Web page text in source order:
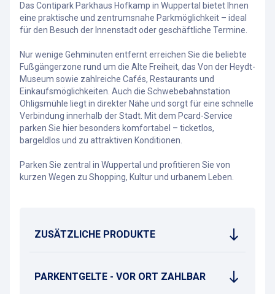
Das Contipark Parkhaus Hofkamp in Wuppertal bietet Ihnen
eine praktische und zentrumsnahe Parkmöglichkeit – ideal
für den Besuch der Innenstadt oder geschäftliche Termine.
Nur wenige Gehminuten entfernt erreichen Sie die beliebte
Fußgängerzone rund um die Alte Freiheit, das Von der Heydt-
Museum sowie zahlreiche Cafés, Restaurants und
Einkaufsmöglichkeiten. Auch die Schwebebahnstation
Ohligsmühle liegt in direkter Nähe und sorgt für eine schnelle
Verbindung innerhalb der Stadt. Mit dem Pcard-Service
parken Sie hier besonders komfortabel – ticketlos,
bargeldlos und zu attraktiven Konditionen.
Parken Sie zentral in Wuppertal und profitieren Sie von
kurzen Wegen zu Shopping, Kultur und urbanem Leben.
ZUSÄTZLICHE PRODUKTE
PARKENTGELTE - VOR ORT ZAHLBAR